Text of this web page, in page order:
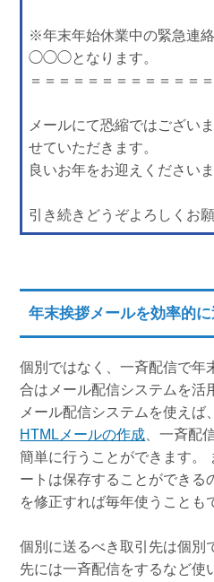
※年末年始休業中の緊急連
◯◯◯となります。
＝＝＝＝＝＝＝＝＝＝＝＝
メールにて恐縮ではござい
せていただきます。
良いお年をお迎えくださいま
引き続きどうぞよろしくお
年末挨拶メールを効率的に
個別ではなく、一斉配信で年
合はメール配信システムを活
メール配信システムを使えば、
HTMLメールの作成 、一斉配
簡単に行うことができます。
ートは保存することができる
を修正すれば毎年使うことも
個別に送るべき取引先は個別
先には一斉配信をするなど使